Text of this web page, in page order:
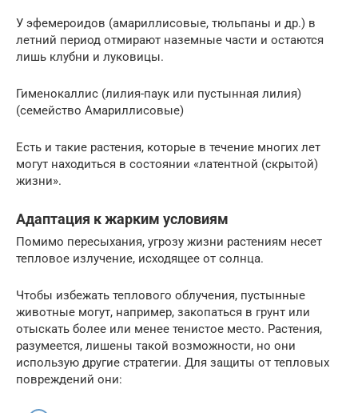
У эфемероидов (амариллисовые, тюльпаны и др.) в
летний период отмирают наземные части и остаются
лишь клубни и луковицы.
Гименокаллис (лилия-паук или пустынная лилия)
(семейство Амариллисовые)
Есть и такие растения, которые в течение многих лет
могут находиться в состоянии «латентной (скрытой)
жизни».
Адаптация к жарким условиям
Помимо пересыхания, угрозу жизни растениям несет
тепловое излучение, исходящее от солнца.
Чтобы избежать теплового облучения, пустынные
животные могут, например, закопаться в грунт или
отыскать более или менее тенистое место. Растения,
разумеется, лишены такой возможности, но они
использую другие стратегии. Для защиты от тепловых
повреждений они: